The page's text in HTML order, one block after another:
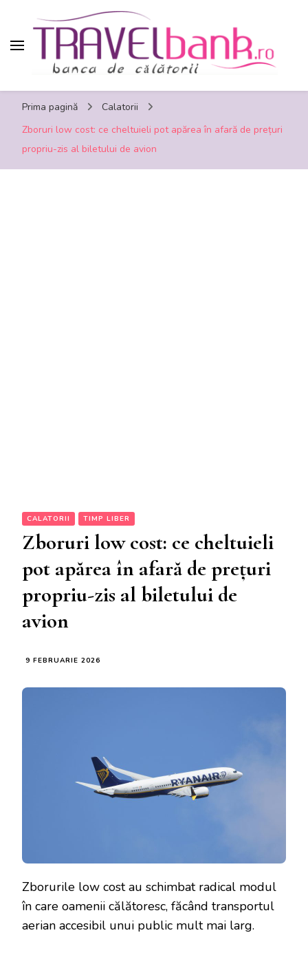
TravelBank.ro – calatorii, turism, distractie,
shopping, timp liber
Prima pagină
Calatorii
Zboruri low cost: ce cheltuieli pot apărea în afară de prețuri
propriu-zis al biletului de avion
CALATORII TIMP LIBER
Zboruri low cost: ce cheltuieli
pot apărea în afară de prețuri
propriu-zis al biletului de
avion
9 FEBRUARIE 2026
Zborurile low cost au schimbat radical modul
în care oamenii călătoresc, făcând transportul
aerian accesibil unui public mult mai larg.